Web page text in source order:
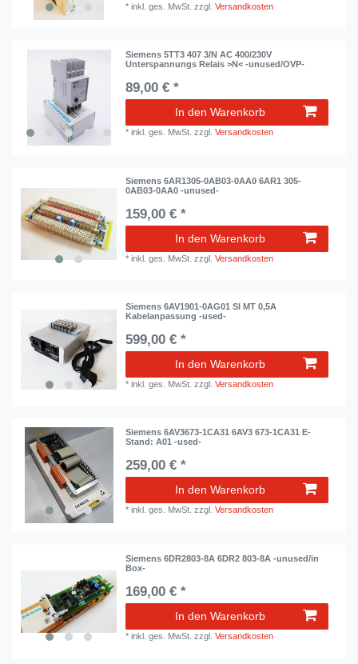
*inkl. ges. MwSt. zzgl.Versandkosten
Siemens 5TT3 407 3/N AC 400/230V
Unterspannungs Relais >N< -unused/OVP-
89,00 € *
In den Warenkorb
*inkl. ges. MwSt. zzgl.Versandkosten
Siemens 6AR1305-0AB03-0AA0 6AR1 305-
0AB03-0AA0 -unused-
159,00 € *
In den Warenkorb
*inkl. ges. MwSt. zzgl.Versandkosten
Siemens 6AV1901-0AG01 SI MT 0,5A
Kabelanpassung -used-
599,00 € *
In den Warenkorb
*inkl. ges. MwSt. zzgl.Versandkosten
Siemens 6AV3673-1CA31 6AV3 673-1CA31 E-
Stand: A01 -used-
259,00 € *
In den Warenkorb
*inkl. ges. MwSt. zzgl.Versandkosten
Siemens 6DR2803-8A 6DR2 803-8A -unused/in
Box-
169,00 € *
In den Warenkorb
*inkl. ges. MwSt. zzgl.Versandkosten